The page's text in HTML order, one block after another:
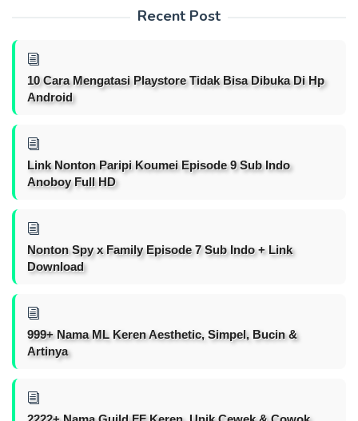
Recent Post
10 Cara Mengatasi Playstore Tidak Bisa Dibuka Di Hp
Android
Link Nonton Paripi Koumei Episode 9 Sub Indo
Anoboy Full HD
Nonton Spy x Family Episode 7 Sub Indo + Link
Download
999+ Nama ML Keren Aesthetic, Simpel, Bucin &
Artinya